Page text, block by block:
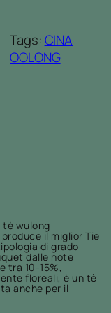
Tags:CINA
OOLONG
tè wulong
il miglior Tie
di grado
dalle note
tra 10-15%,
floreali, è un tè
anche per il